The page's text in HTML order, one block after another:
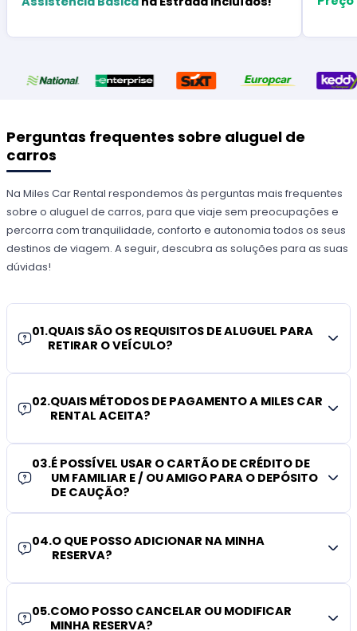
Perguntas frequentes sobre aluguel de
carros
Na Miles Car Rental respondemos às perguntas mais frequentes
sobre o aluguel de carros, para que viaje sem preocupações e
percorra com tranquilidade, conforto e autonomia todos os seus
destinos de viagem. A seguir, descubra as soluções para as suas
dúvidas!
01.QUAIS SÃO OS REQUISITOS DE ALUGUEL PARA
RETIRAR O VEÍCULO?
02.QUAIS MÉTODOS DE PAGAMENTO A MILES CAR
RENTAL ACEITA?
03.É POSSÍVEL USAR O CARTÃO DE CRÉDITO DE
UM FAMILIAR E / OU AMIGO PARA O DEPÓSITO
DE CAUÇÃO?
04.O QUE POSSO ADICIONAR NA MINHA
RESERVA?
05.COMO POSSO CANCELAR OU MODIFICAR
MINHA RESERVA?